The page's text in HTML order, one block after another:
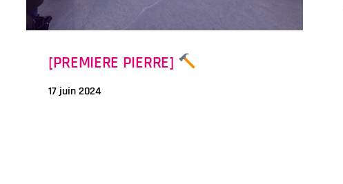
[PREMIERE PIERRE]
17 juin 2024